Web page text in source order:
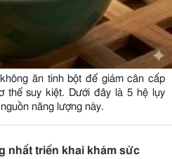
ăn tinh bột để giảm cân cấp
thể suy kiệt. Dưới đây là 5 hệ lụy
năng lượng này.
nhất triển khai khám sức